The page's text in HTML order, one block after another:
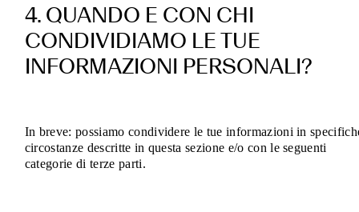
4. QUANDO E CON CHI
CONDIVIDIAMO LE TUE
INFORMAZIONI PERSONALI?
In breve: possiamo condividere le tue informazioni in
circostanze descritte in questa sezione e/o con le seguenti
categorie di terze parti.